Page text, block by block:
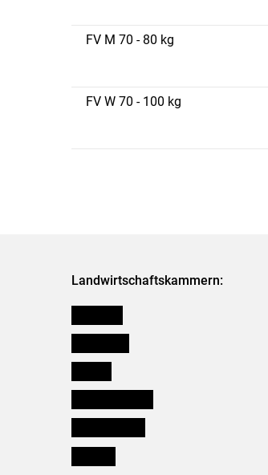
FV M 70 - 80 kg
FV W 70 - 100 kg
Landwirtschaftskammern: